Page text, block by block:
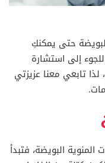
حتى يمكنكِ
إلى استشارة
تابعي معنا عزيزتي
المنوية البويضة، فتبدأ